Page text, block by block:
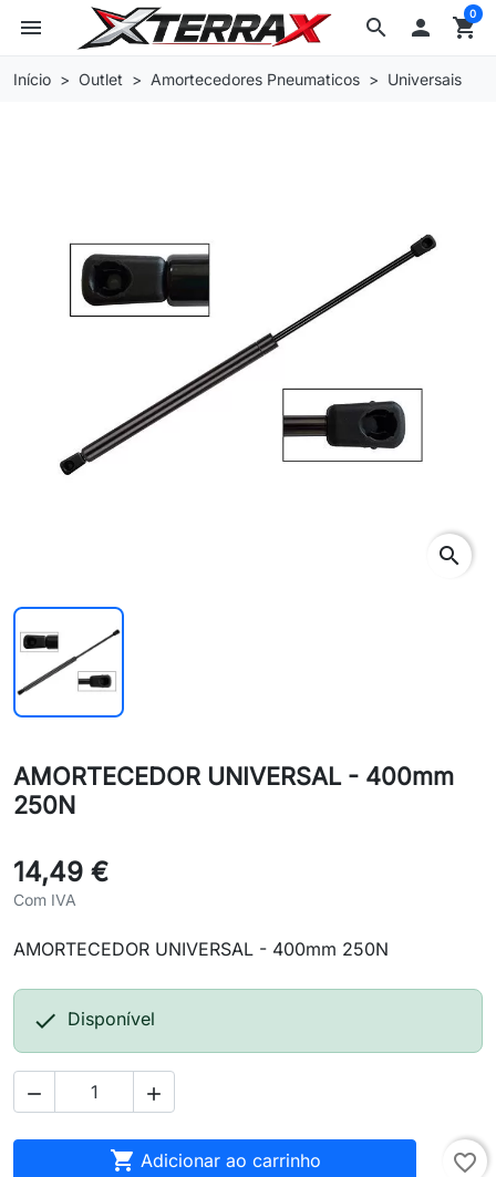
search
menu  shopping_cart
0
Início Outlet Amortecedores Pneumaticos Universais
search
AMORTECEDOR UNIVERSAL - 400mm
250N
14,49 €
Com IVA
AMORTECEDOR UNIVERSAL - 400mm 250N
 Disponível
 
 Adicionar ao carrinho favorite_border